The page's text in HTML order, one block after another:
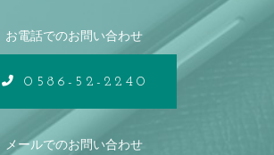
お電話でのお問い合わせ
0586-52-2240
メールでのお問い合わせ